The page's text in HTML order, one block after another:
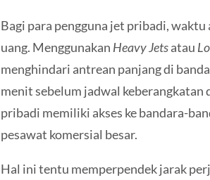
Bagi para pengguna jet pribadi,
uang. Menggunakan Heavy Jetsatau
menghindari antrean panjang di
menit sebelum jadwal keberangkatan
pribadi memiliki akses ke bandara-
pesawat komersial besar.
Hal ini tentu memperpendek jarak